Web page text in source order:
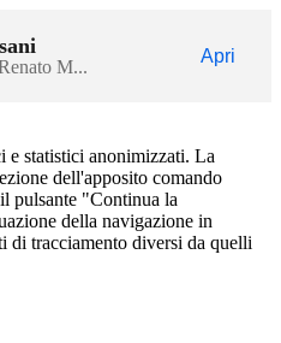
M...
Apri
e statistici anonimizzati. La
dell'apposito comando
pulsante "Continua la
della navigazione in
di tracciamento diversi da quelli